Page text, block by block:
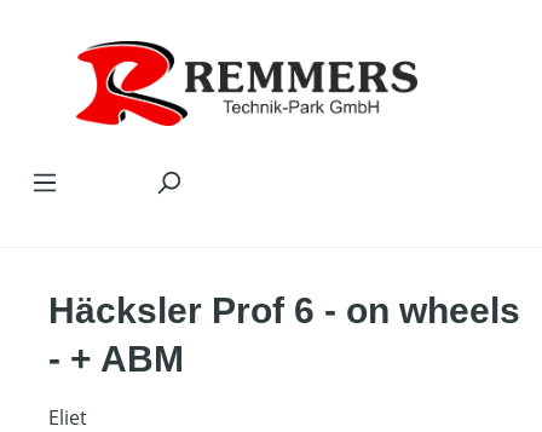
Häcksler Prof 6 - on wheels
- + ABM
Eliet